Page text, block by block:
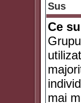
Sus
Ce
mai